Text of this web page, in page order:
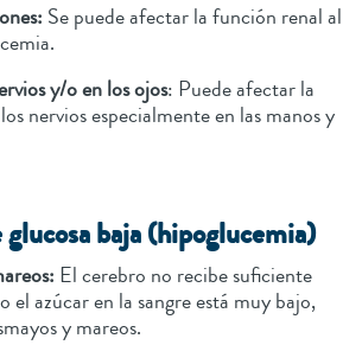
Se puede afectar la función renal al
y/o en los ojos: Puede afectar la
nervios especialmente en las manos y
glucosa baja (hipoglucemia)
El cerebro no recibe suficiente
el azúcar en la sangre está muy bajo,
y mareos.